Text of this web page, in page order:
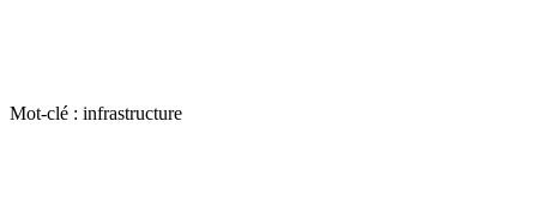
Mot-clé : infrastructure